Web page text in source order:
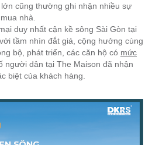
cũng thường ghi nhận nhiều sự
nhà.
duy nhất cận kề sông Sài Gòn tại
với tầm nhìn đắt giá, cộng hưởng cùng
bộ , phát triển, các căn hộ có mức
người dân tại The Maison đã nhận
biệt của khách hàng.